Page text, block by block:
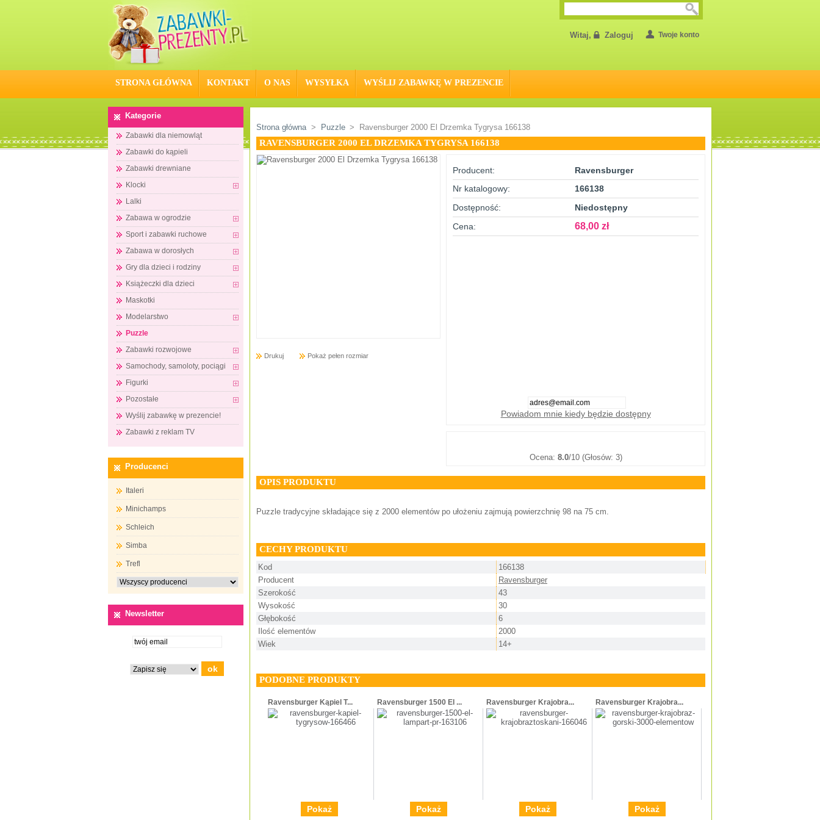
STRONA GŁÓWNA KONTAKT O NAS WYSYŁKA WYŚLIJ ZABAWKĘ W PREZENCIE
Twoje konto
Witaj, Zaloguj
Kategorie
Zabawki dla niemowląt
Zabawki do kąpieli
Zabawki drewniane
Klocki
Lalki
Zabawa w ogrodzie
Sport i zabawki ruchowe
Zabawa w dorosłych
Gry dla dzieci i rodziny
Książeczki dla dzieci
Maskotki
Modelarstwo
Puzzle
Zabawki rozwojowe
Samochody, samoloty, pociągi
Figurki
Pozostałe
Wyślij zabawkę w prezencie!
Zabawki z reklam TV
Producenci
Italeri
Minichamps
Schleich
Simba
Trefl
Newsletter
Strona główna > Puzzle > Ravensburger 2000 El Drzemka Tygrysa 166138
RAVENSBURGER 2000 EL DRZEMKA TYGRYSA 166138
Drukuj Pokaż pełen rozmiar
Producent:
Ravensburger
Nr katalogowy:
166138
Dostępność:
Niedostępny
Cena:
68,00 zł
Powiadom mnie kiedy będzie dostępny
Ocena: 8.0/10 (Głosów: 3)
OPIS PRODUKTU
Puzzle tradycyjne składające się z 2000 elementów po ułożeniu zajmują powierzchnię 98 na 75 cm.
CECHY PRODUKTU
Kod
166138
Producent
Ravensburger
Szerokość
43
Wysokość
30
Głębokość
6
Ilość elementów
2000
Wiek
14+
PODOBNE PRODUKTY
Ravensburger Kąpiel T...
Pokaż
Ravensburger 1500 El ...
Pokaż
Ravensburger Krajobra...
Pokaż
Ravensburger Krajobra...
Pokaż